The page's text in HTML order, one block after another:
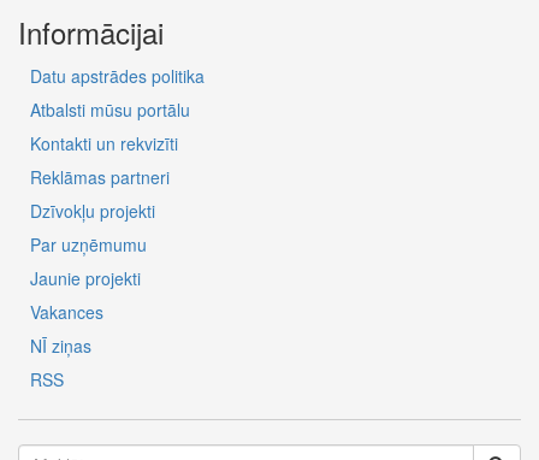
Informācijai
Datu apstrādes politika
Atbalsti mūsu portālu
Kontakti un rekvizīti
Reklāmas partneri
Dzīvokļu projekti
Par uzņēmumu
Jaunie projekti
Vakances
NĪ ziņas
RSS